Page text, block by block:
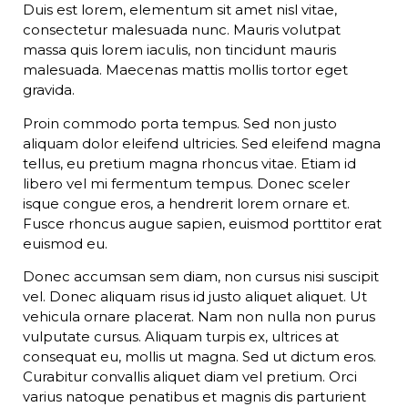
Duis est lorem, elementum sit amet nisl vitae,
consectetur malesuada nunc. Mauris volutpat
massa quis lorem iaculis, non tincidunt mauris
malesuada. Maecenas mattis mollis tortor eget
gravida.
Proin commodo porta tempus. Sed non justo
aliquam dolor eleifend ultricies. Sed eleifend magna
tellus, eu pretium magna rhoncus vitae. Etiam id
libero vel mi fermentum tempus. Donec sceler
isque congue eros, a hendrerit lorem ornare et.
Fusce rhoncus augue sapien, euismod porttitor erat
euismod eu.
Donec accumsan sem diam, non cursus nisi suscipit
vel. Donec aliquam risus id justo aliquet aliquet. Ut
vehicula ornare placerat. Nam non nulla non purus
vulputate cursus. Aliquam turpis ex, ultrices at
consequat eu, mollis ut magna. Sed ut dictum eros.
Curabitur convallis aliquet diam vel pretium. Orci
varius natoque penatibus et magnis dis parturient